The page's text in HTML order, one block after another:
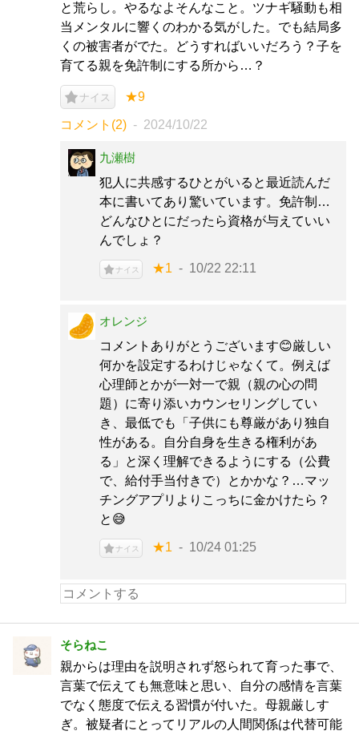
と荒らし。やるなよそんなこと。ツナギ騒動も相
当メンタルに響くのわかる気がした。でも結局多
くの被害者がでた。どうすればいいだろう？子を
育てる親を免許制にする所から…？
ナイス ★9
コメント(2) 2024/10/22
九瀬樹
犯人に共感するひとがいると最近読んだ
本に書いてあり驚いています。免許制…
どんなひとにだったら資格が与えていい
んでしょ？
ナイス ★1 10/22 22:11
オレンジ
コメントありがとうございます😊厳しい
何かを設定するわけじゃなくて。例えば
心理師とかが一対一で親（親の心の問
題）に寄り添いカウンセリングしてい
き、最低でも「子供にも尊厳があり独自
性がある。自分自身を生きる権利があ
る」と深く理解できるようにする（公費
で、給付手当付きで）とかかな？…マッ
チングアプリよりこっちに金かけたら？
と😅
ナイス ★1 10/24 01:25
そらねこ
親からは理由を説明されず怒られて育った事で、
言葉で伝えても無意味と思い、自分の感情を言葉
でなく態度で伝える習慣が付いた。母親厳しす
ぎ。被疑者にとってリアルの人間関係は代替可能